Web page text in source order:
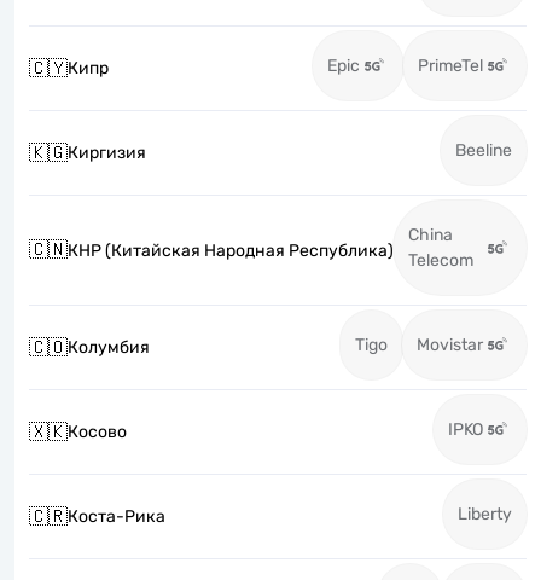
🇨🇾Кипр Epic PrimeTel
🇰🇬Киргизия Beeline
🇨🇳КНР (Китайская Народная Республика)
China
Telecom
🇨🇴Колумбия Tigo Movistar
🇽🇰Косово IPKO
🇨🇷Коста-Рика Liberty